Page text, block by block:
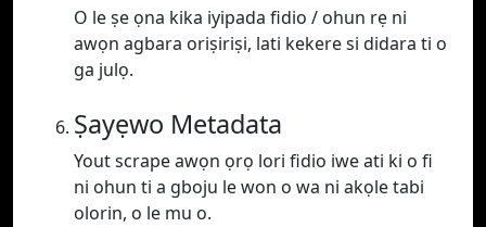
O le ṣe ọna kika iyipada fidio / ohun rẹ ni
awọn agbara oriṣiriṣi, lati kekere si didara ti o
ga julọ.
Ṣayẹwo Metadata
Yout scrape awọn ọrọ lori fidio iwe ati ki o fi
ni ohun ti a gboju le won o wa ni akọle tabi
olorin, o le mu o.